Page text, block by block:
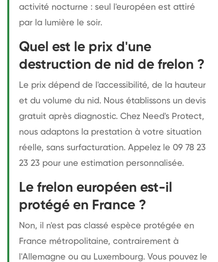
activité nocturne : seul l'européen est attiré
par la lumière le soir.
Quel est le prix d'une
destruction de nid de frelon ?
Le prix dépend de l'accessibilité, de la hauteur
et du volume du nid. Nous établissons un devis
gratuit après diagnostic. Chez Need's Protect,
nous adaptons la prestation à votre situation
réelle, sans surfacturation. Appelez le 09 78 23
23 23 pour une estimation personnalisée.
Le frelon européen est-il
protégé en France ?
Non, il n'est pas classé espèce protégée en
France métropolitaine, contrairement à
l'Allemagne ou au Luxembourg. Vous pouvez le